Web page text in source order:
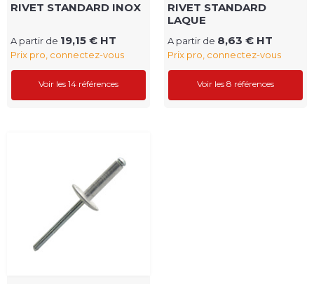
RIVET STANDARD INOX
A partir de 19,15 € HT
Prix pro, connectez-vous
Voir les 14 références
RIVET STANDARD
LAQUE
A partir de 8,63 € HT
Prix pro, connectez-vous
Voir les 8 références